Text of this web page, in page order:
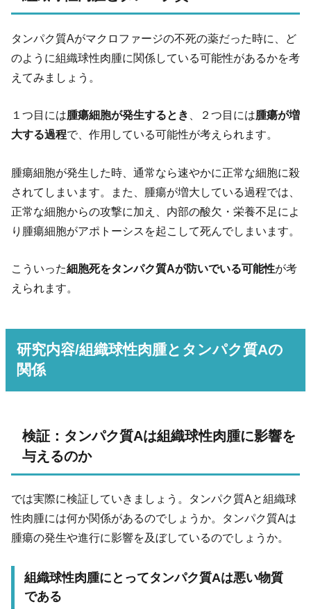
タンパク質Aがマクロファージの不死の薬だった時に、ど
のように組織球性肉腫に関係している可能性があるかを考
えてみましょう。
１つ目には腫瘍細胞が発生するとき 、２つ目には腫瘍が増
大する過程で、作用している可能性が考えられます。
腫瘍細胞が発生した時、通常なら速やかに正常な細胞に殺
されてしまいます。また、腫瘍が増大している過程では、
正常な細胞からの攻撃に加え、内部の酸欠・栄養不足によ
り腫瘍細胞がアポトーシスを起こして死んでしまいます。
こういった細胞死をタンパク質Aが防いでいる可能性が考
えられます。
研究内容/組織球性肉腫とタンパク質Aの
関係
検証：タンパク質Aは組織球性肉腫に影響を
与えるのか
では実際に検証していきましょう。タンパク質Aと組織球
性肉腫には何か関係があるのでしょうか。タンパク質Aは
腫瘍の発生や進行に影響を及ぼしているのでしょうか。
組織球性肉腫にとってタンパク質Aは悪い物質
である